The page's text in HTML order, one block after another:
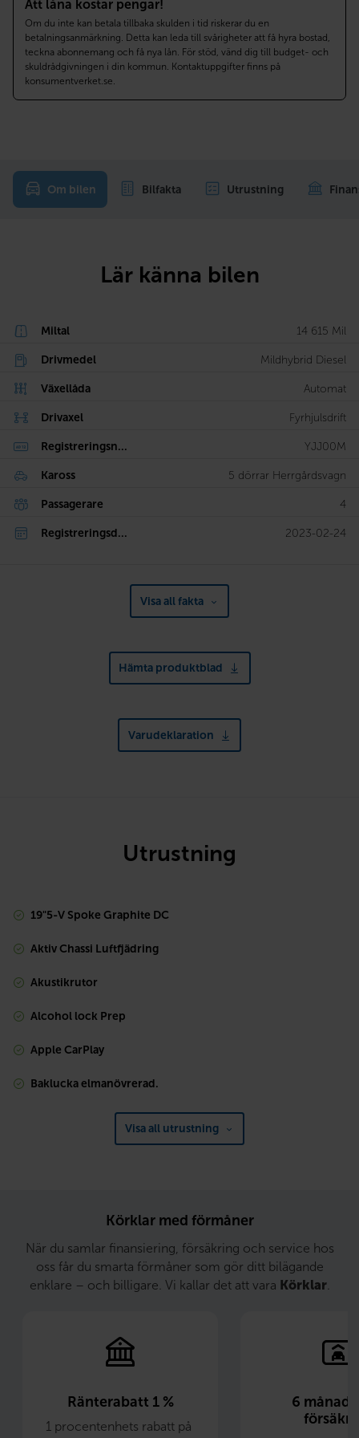
Att låna kostar pengar!
Om du inte kan betala tillbaka skulden i tid riskerar du en
betalningsanmärkning. Detta kan leda till svårigheter att få hyra bostad,
teckna abonnemang och få nya lån. För stöd, vänd dig till budget- och
skuldrådgivningen i din kommun. Kontaktuppgifter finns på
konsumentverket.se.
Om bilen Bilfakta Utrustning
Lär känna bilen
Miltal 14 615 Mil
Drivmedel Mildhybrid Diesel
Växellåda Automat
Drivaxel Fyrhjulsdrift
Registreringsn... YJJ00M
Kaross 5 dörrar Herrgårdsvagn
Passagerare 4
Registreringsd... 2023-02-24
Visa all fakta
Hämta produktblad
Varudeklaration
Utrustning
19"5-V Spoke Graphite DC
Aktiv Chassi Luftfjädring
Akustikrutor
Alcohol lock Prep
Apple CarPlay
Baklucka elmanövrerad.
Visa all utrustning
Körklar med förmåner
När du samlar finansiering, försäkring och service hos
oss får du smarta förmåner som gör ditt bilägande
enklare – och billigare. Vi kallar det att vara Körklar.
Ränterabatt 1 %
1 procentenhets rabatt på
6